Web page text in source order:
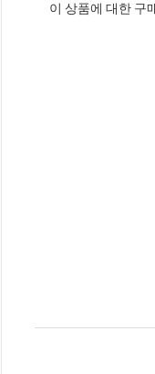
이 상품에 대한 구